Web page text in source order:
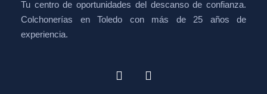
Tu centro de oportunidades del descanso de confianza.
Colchonerías en Toledo con más de 25 años de
experiencia.